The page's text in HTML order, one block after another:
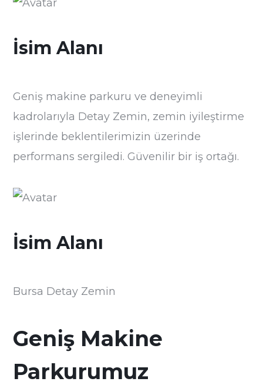
İsim Alanı
Geniş makine parkuru ve deneyimli
kadrolarıyla Detay Zemin, zemin iyileştirme
işlerinde beklentilerimizin üzerinde
performans sergiledi. Güvenilir bir iş ortağı.
İsim Alanı
Bursa Detay Zemin
Geniş Makine
Parkurumuz